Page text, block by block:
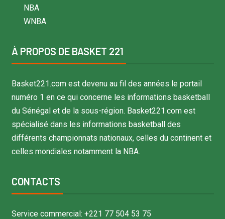
NBA
WNBA
À PROPOS DE BASKET 221
Basket221.com est devenu au fil des années le portail
numéro 1 en ce qui concerne les informations basketball
du Sénégal et de la sous-région. Basket221.com est
spécialisé dans les informations basketball des
différents championnats nationaux, celles du continent et
celles mondiales notamment la NBA.
CONTACTS
Service commercial: +221 77 504 53 75